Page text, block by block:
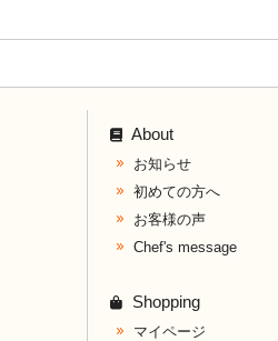
About
お知らせ
初めての方へ
お客様の声
Chef's message
Shopping
マイページ